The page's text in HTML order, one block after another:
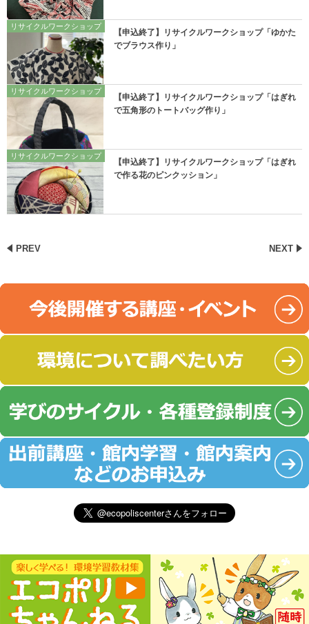
リサイクルワークショップ
【申込終了】リサイクルワークショップ「ゆかた
でブラウス作り」
リサイクルワークショップ
【申込終了】リサイクルワークショップ「はぎれ
で五角形のトートバッグ作り」
リサイクルワークショップ
【申込終了】リサイクルワークショップ「はぎれ
で作る花のピンクッション」
PREV NEXT